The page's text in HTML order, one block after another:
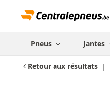
Pneus Jantes
Retour aux résultats